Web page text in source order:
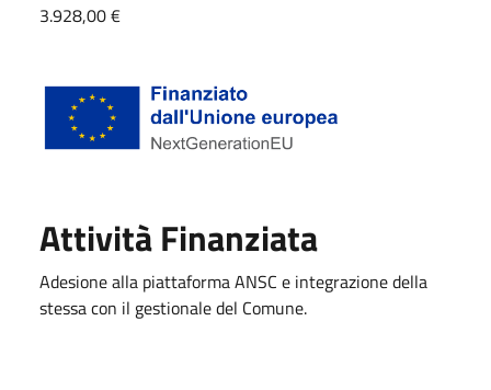
3.928,00 €
Attività Finanziata
Adesione alla piattaforma ANSC e integrazione della
stessa con il gestionale del Comune.